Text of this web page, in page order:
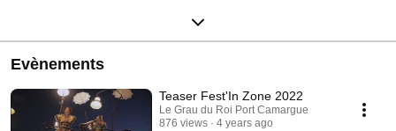
Evènements
Teaser Fest'In Zone 2022
Le Grau du Roi Port Camargue
876 views
4 years ago